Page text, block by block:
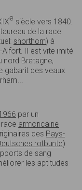
e siècle vers 1840.
de la race
shorthorn) à
Il est vite imité
nord Bretagne,
gabarit des veaux
par un
armoricaine
des Pays-
rotbunte)
de sang
les aptitudes